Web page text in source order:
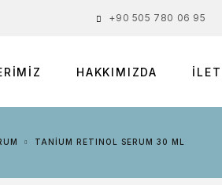
+90 505 780 06 95
HAKKIMIZDA
TANİUM RETINOL SERUM 30 ML